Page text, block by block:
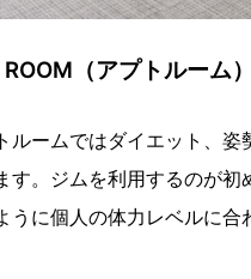
（アプトルーム
ルームではダイエット、
す。ジムを利用するのが
うに個人の体力レベルに